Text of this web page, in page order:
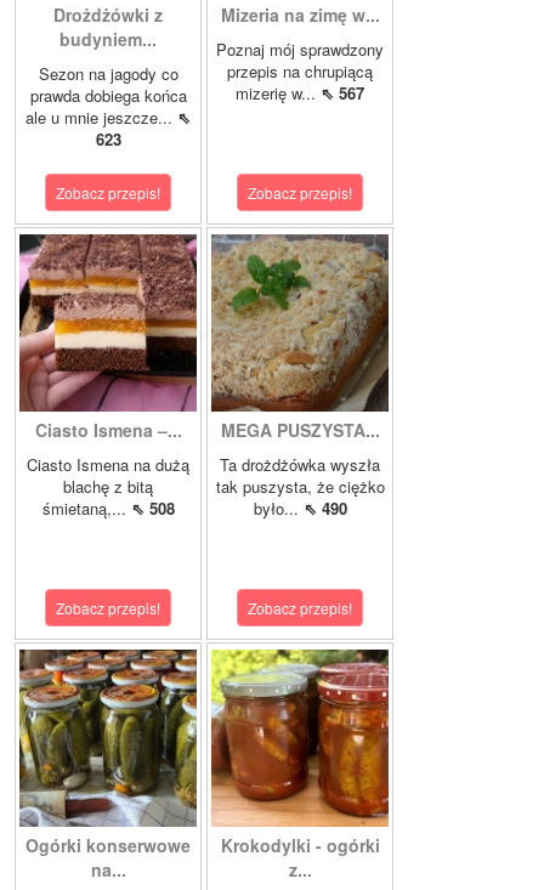
Drożdżówki z
budyniem...
Sezon na jagody co
prawda dobiega końca
ale u mnie jeszcze... ⇖
623
Zobacz przepis!
Mizeria na zimę w...
Poznaj mój sprawdzony
przepis na chrupiącą
mizerię w... ⇖ 567
Zobacz przepis!
Ciasto Ismena –...
Ciasto Ismena na dużą
blachę z bitą
śmietaną,... ⇖ 508
Zobacz przepis!
MEGA PUSZYSTA...
Ta drożdżówka wyszła
tak puszysta, że ciężko
było... ⇖ 490
Zobacz przepis!
Ogórki konserwowe
na...
Krokodylki - ogórki
z...